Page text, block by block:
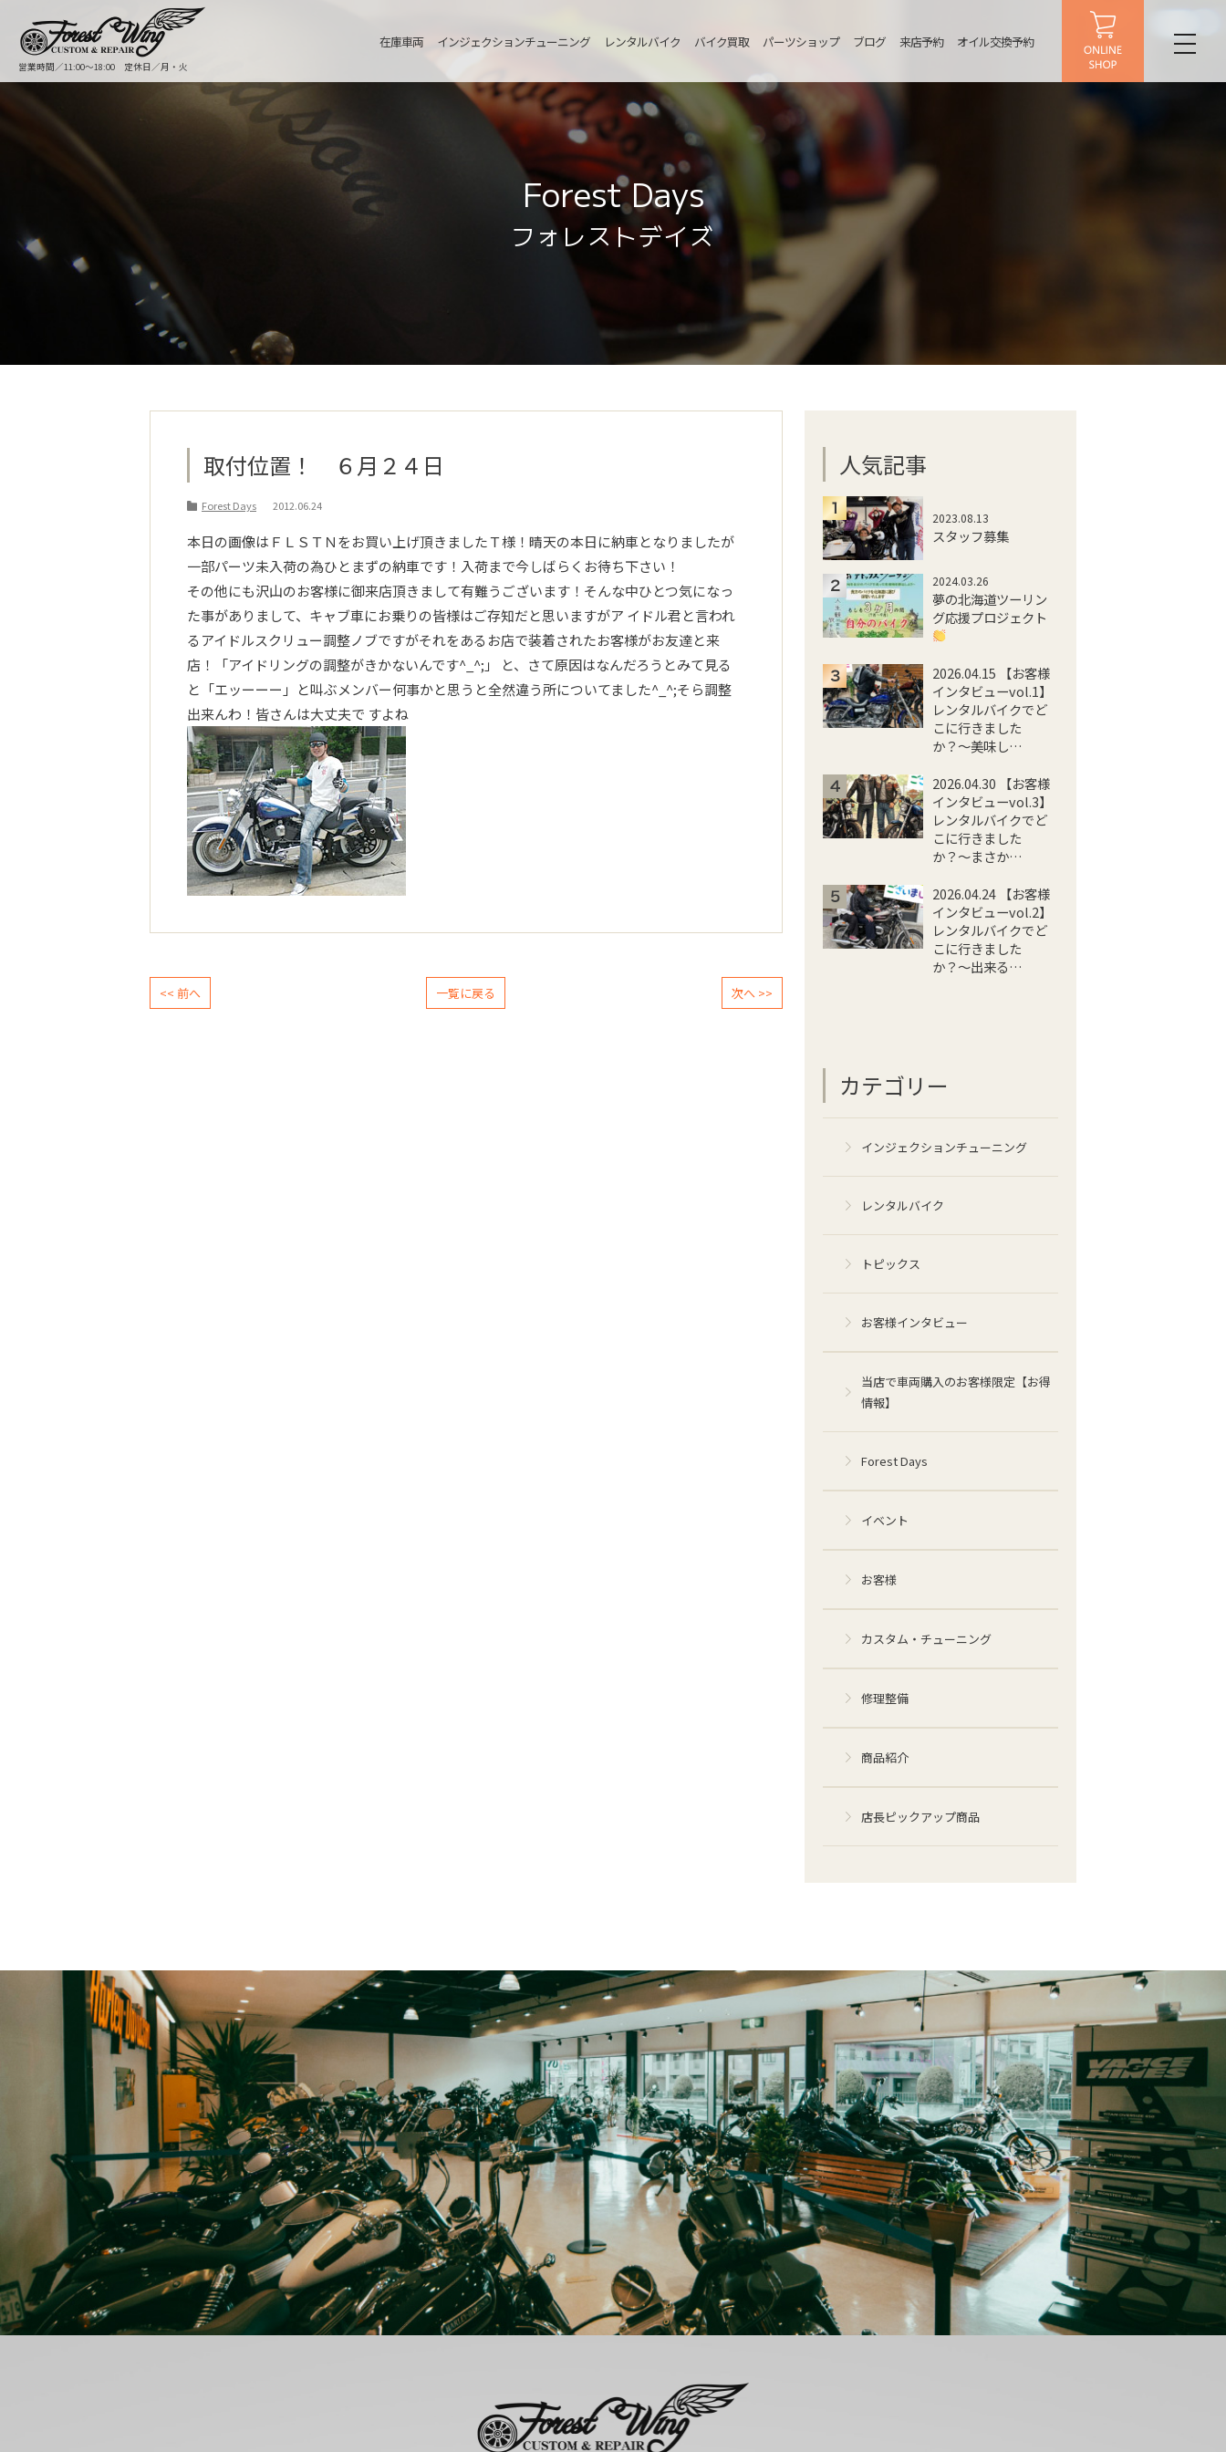
営業時間／11:00〜18:00 定休日／月・火
在庫車両 インジェクションチューニング レンタルバイク バイク買取 パーツショップ ブログ 来店予約 オイル交換予約
Forest Days
フォレストデイズ
取付位置！ ６月２４日
Forest Days 2012.06.24
本日の画像はＦＬＳＴＮをお買い上げ頂きましたＴ様！晴天の本日に納車となりましたが
一部パーツ未入荷の為ひとまずの納車です！入荷まで今しばらくお待ち下さい！
その他にも沢山のお客様に御来店頂きまして有難うございます！そんな中ひとつ気になっ
た事がありまして、キャブ車にお乗りの皆様はご存知だと思いますがア イドル君と言われ
るアイドルスクリュー調整ノブですがそれをあるお店で装着されたお客様がお友達と来
店！「アイドリングの調整がきかないんです^_^;」 と、さて原因はなんだろうとみて見る
と「エッーーー」と叫ぶメンバー何事かと思うと全然違う所についてました^_^;そら調整
出来んわ！皆さんは大丈夫で すよね
<< 前へ 一覧に戻る 次へ >>
人気記事
2023.08.13
スタッフ募集
2024.03.26
夢の北海道ツーリン
グ応援プロジェクト
2026.04.15 【お客様
インタビューvol.1】
レンタルバイクでど
こに行きました
か？〜美味し…
2026.04.30 【お客様
インタビューvol.3】
レンタルバイクでど
こに行きました
か？〜まさか…
2026.04.24 【お客様
インタビューvol.2】
レンタルバイクでど
こに行きました
か？〜出来る…
カテゴリー
インジェクションチューニング
レンタルバイク
トピックス
お客様インタビュー
当店で車両購入のお客様限定【お得
情報】
Forest Days
イベント
お客様
カスタム・チューニング
修理整備
商品紹介
店長ピックアップ商品